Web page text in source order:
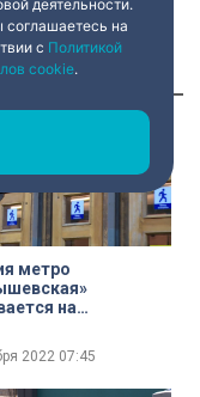
метро
на
2022 07:45
деятельности.
соглашаетесь на
с Политикой
cookie.